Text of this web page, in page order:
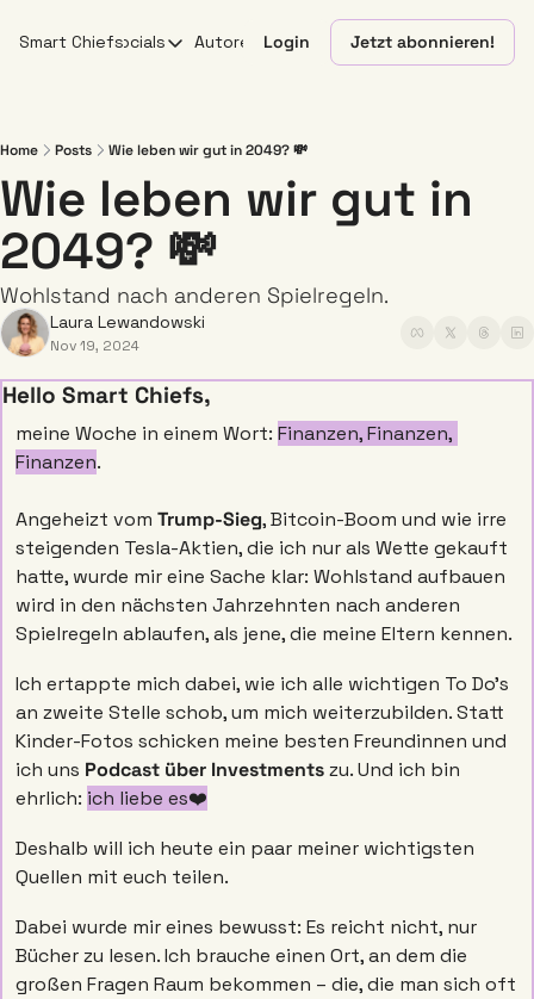
Smart ChiefsSocials
Socials
YouTube
Linkedin
Instagram
Autoren Login Jetzt abonnieren!
Home Posts Wie leben wir gut in 2049? 💸
Wie leben wir gut in
2049? 💸
Wohlstand nach anderen Spielregeln.
Laura Lewandowski
Nov 19, 2024
Hello Smart Chiefs,
meine Woche in einem Wort: Finanzen, Finanzen,
Finanzen.
Angeheizt vom Trump-Sieg, Bitcoin-Boom und wie irre
steigenden Tesla-Aktien, die ich nur als Wette gekauft
hatte, wurde mir eine Sache klar: Wohlstand aufbauen
wird in den nächsten Jahrzehnten nach anderen
Spielregeln ablaufen, als jene, die meine Eltern kennen.
Ich ertappte mich dabei, wie ich alle wichtigen To Do’s
an zweite Stelle schob, um mich weiterzubilden. Statt
Kinder-Fotos schicken meine besten Freundinnen und
ich uns Podcast über Investments zu. Und ich bin
ehrlich: ich liebe es❤️
Deshalb will ich heute ein paar meiner wichtigsten
Quellen mit euch teilen.
Dabei wurde mir eines bewusst: Es reicht nicht, nur
Bücher zu lesen. Ich brauche einen Ort, an dem die
großen Fragen Raum bekommen – die, die man sich oft